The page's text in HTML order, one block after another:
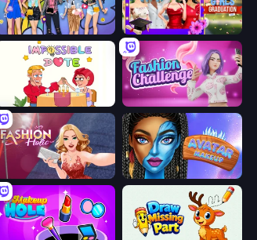
College Girls Team Makeover Mean Girls Graduation Day
Impossible Date Fashion Challenge: Catwalk Run
Fashion Holic Avatar Make Up